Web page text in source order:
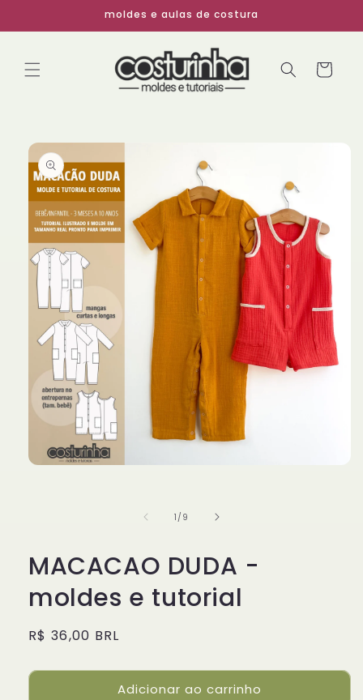
conteúdo
moldes e aulas de costura
Carrinho
informações
do produto
1 /de
9
MACACAO DUDA -
moldes e tutorial
Preço
R$ 36,00 BRL
Adicionar ao carrinho